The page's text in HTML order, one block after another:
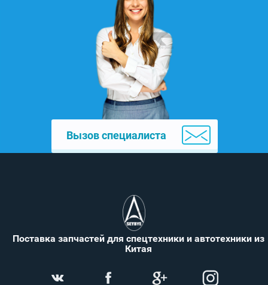
Вызов специалиста
Поставка запчастей для спецтехники и автотехники из
Китая